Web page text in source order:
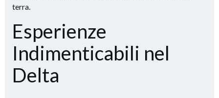
terra.
Esperienze
Indimenticabili nel
Delta